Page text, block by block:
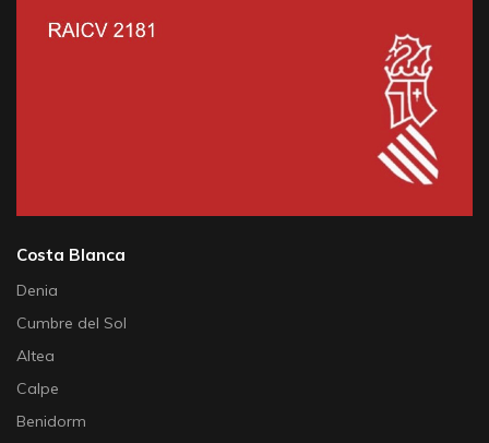
Costa Blanca
Denia
Cumbre del Sol
Altea
Calpe
Benidorm